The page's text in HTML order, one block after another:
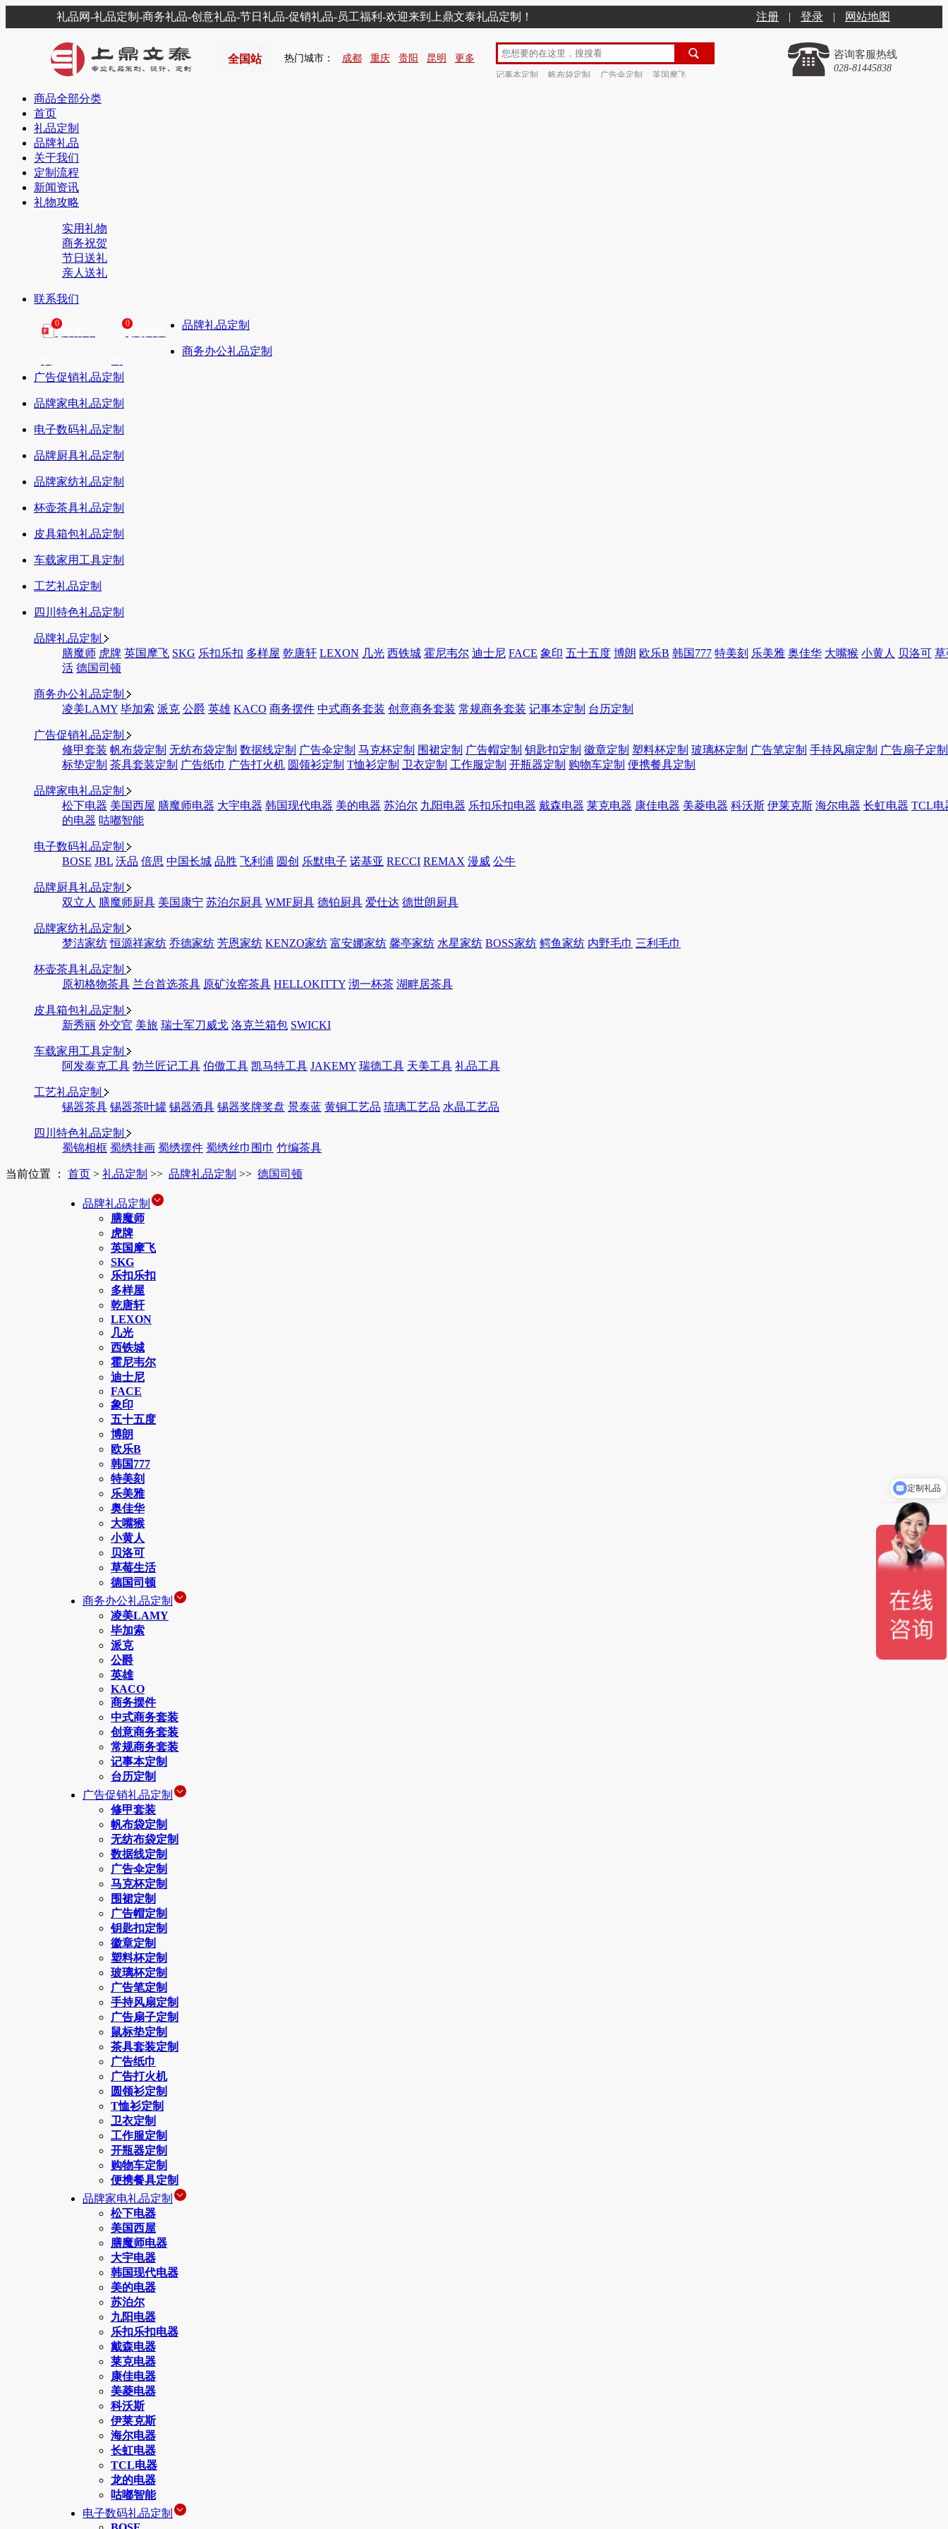
礼品网-礼品定制-商务礼品-创意礼品-节日礼品-促销礼品-员工福利-欢迎来到上鼎文泰礼品定制！ 注册 | 登录 | 网站地图
全国站 热门城市： 成都 重庆 贵阳 昆明 更多
记事本定制 帆布袋定制 广告伞定制 英国摩飞
咨询客服热线
028-81445838
商品全部分类
首页
礼品定制
品牌礼品
关于我们
定制流程
新闻资讯
礼物攻略
实用礼物
商务祝贺
节日送礼
亲人送礼
联系我们
0 0 品牌礼品定制
商务办公礼品定制
广告促销礼品定制
品牌家电礼品定制
电子数码礼品定制
品牌厨具礼品定制
品牌家纺礼品定制
杯壶茶具礼品定制
皮具箱包礼品定制
车载家用工具定制
工艺礼品定制
四川特色礼品定制
品牌礼品定制
膳魔师 虎牌 英国摩飞 SKG 乐扣乐扣 多样屋 乾唐轩 LEXON 几光 西铁城 霍尼韦尔 迪士尼 FACE 象印 五十五度 博朗 欧乐B 韩国777 特美刻 乐美雅 奥佳华 大嘴猴 小黄人 贝洛可 草
活 德国司顿
商务办公礼品定制
凌美LAMY 毕加索 派克 公爵 英雄 KACO 商务摆件 中式商务套装 创意商务套装 常规商务套装 记事本定制 台历定制
广告促销礼品定制
修甲套装 帆布袋定制 无纺布袋定制 数据线定制 广告伞定制 马克杯定制 围裙定制 广告帽定制 钥匙扣定制 徽章定制 塑料杯定制 玻璃杯定制 广告笔定制 手持风扇定制 广告扇子定制
标垫定制 茶具套装定制 广告纸巾 广告打火机 圆领衫定制 T恤衫定制 卫衣定制 工作服定制 开瓶器定制 购物车定制 便携餐具定制
品牌家电礼品定制
松下电器 美国西屋 膳魔师电器 大宇电器 韩国现代电器 美的电器 苏泊尔 九阳电器 乐扣乐扣电器 戴森电器 莱克电器 康佳电器 美菱电器 科沃斯 伊莱克斯 海尔电器 长虹电器 TCL电
的电器 咕嘟智能
电子数码礼品定制
BOSE JBL 沃品 倍思 中国长城 品胜 飞利浦 圆创 乐默电子 诺基亚 RECCI REMAX 漫威 公牛
品牌厨具礼品定制
双立人 膳魔师厨具 美国康宁 苏泊尔厨具 WMF厨具 德铂厨具 爱仕达 德世朗厨具
品牌家纺礼品定制
梦洁家纺 恒源祥家纺 乔德家纺 芳恩家纺 KENZO家纺 富安娜家纺 馨亭家纺 水星家纺 BOSS家纺 鳄鱼家纺 内野毛巾 三利毛巾
杯壶茶具礼品定制
原初格物茶具 兰台首选茶具 原矿汝窑茶具 HELLOKITTY 沏一杯茶 湖畔居茶具
皮具箱包礼品定制
新秀丽 外交官 美旅 瑞士军刀威戈 洛克兰箱包 SWICKI
车载家用工具定制
阿发泰克工具 勃兰匠记工具 伯傲工具 凯马特工具 JAKEMY 瑞德工具 天美工具 礼品工具
工艺礼品定制
锡器茶具 锡器茶叶罐 锡器酒具 锡器奖牌奖盘 景泰蓝 黄铜工艺品 琉璃工艺品 水晶工艺品
四川特色礼品定制
蜀锦相框 蜀绣挂画 蜀绣摆件 蜀绣丝巾围巾 竹编茶具
当前位置 ： 首页 > 礼品定制 >> 品牌礼品定制 >> 德国司顿
品牌礼品定制
膳魔师
虎牌
英国摩飞
SKG
乐扣乐扣
多样屋
乾唐轩
LEXON
几光
西铁城
霍尼韦尔
迪士尼
FACE
象印
五十五度
博朗
欧乐B
韩国777
特美刻
乐美雅
奥佳华
大嘴猴
小黄人
贝洛可
草莓生活
德国司顿
商务办公礼品定制
凌美LAMY
毕加索
派克
公爵
英雄
KACO
商务摆件
中式商务套装
创意商务套装
常规商务套装
记事本定制
台历定制
广告促销礼品定制
修甲套装
帆布袋定制
无纺布袋定制
数据线定制
广告伞定制
马克杯定制
围裙定制
广告帽定制
钥匙扣定制
徽章定制
塑料杯定制
玻璃杯定制
广告笔定制
手持风扇定制
广告扇子定制
鼠标垫定制
茶具套装定制
广告纸巾
广告打火机
圆领衫定制
T恤衫定制
卫衣定制
工作服定制
开瓶器定制
购物车定制
便携餐具定制
品牌家电礼品定制
松下电器
美国西屋
膳魔师电器
大宇电器
韩国现代电器
美的电器
苏泊尔
九阳电器
乐扣乐扣电器
戴森电器
莱克电器
康佳电器
美菱电器
科沃斯
伊莱克斯
海尔电器
长虹电器
TCL电器
龙的电器
咕嘟智能
电子数码礼品定制
礼品批发价5-8折